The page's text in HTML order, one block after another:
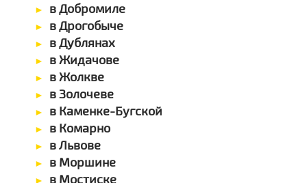
в Добромиле
в Дрогобыче
в Дублянах
в Жидачове
в Жолкве
в Золочеве
в Каменке-Бугской
в Комарно
в Львове
в Моршине
в Мостиске